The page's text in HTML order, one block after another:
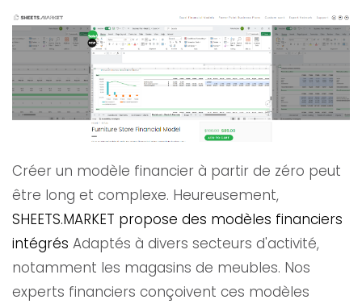
Créer un modèle financier à partir de zéro peut
être long et complexe. Heureusement,
SHEETS.MARKET propose des modèles financiers
intégrés Adaptés à divers secteurs d'activité,
notamment les magasins de meubles. Nos
experts financiers conçoivent ces modèles